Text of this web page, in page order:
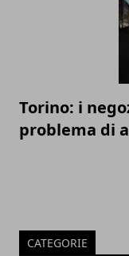
Torino: i
problema di
CATEGORIE